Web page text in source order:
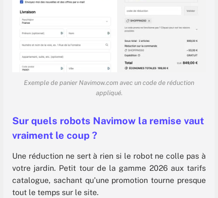
Exemple de panier Navimow.com avec un code de réduction
appliqué.
Sur quels robots Navimow la remise vaut
vraiment le coup ?
Une réduction ne sert à rien si le robot ne colle pas à
votre jardin. Petit tour de la gamme 2026 aux tarifs
catalogue, sachant qu'une promotion tourne presque
tout le temps sur le site.